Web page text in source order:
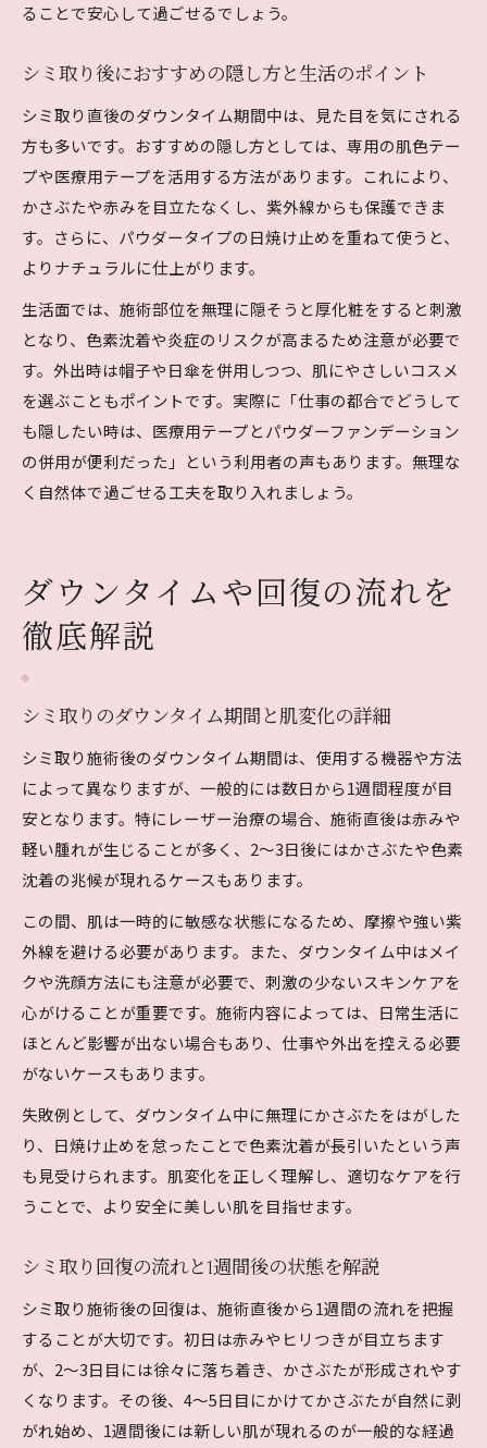
ることで安心して過ごせるでしょう。
シミ取り後におすすめの隠し方と生活のポイント
シミ取り直後のダウンタイム期間中は、見た目を気にされる
方も多いです。おすすめの隠し方としては、専用の肌色テー
プや医療用テープを活用する方法があります。これにより、
かさぶたや赤みを目立たなくし、紫外線からも保護できま
す。さらに、パウダータイプの日焼け止めを重ねて使うと、
よりナチュラルに仕上がります。
生活面では、施術部位を無理に隠そうと厚化粧をすると刺激
となり、色素沈着や炎症のリスクが高まるため注意が必要で
す。外出時は帽子や日傘を併用しつつ、肌にやさしいコスメ
を選ぶこともポイントです。実際に「仕事の都合でどうして
も隠したい時は、医療用テープとパウダーファンデーション
の併用が便利だった」という利用者の声もあります。無理な
く自然体で過ごせる工夫を取り入れましょう。
ダウンタイムや回復の流れを
徹底解説
シミ取りのダウンタイム期間と肌変化の詳細
シミ取り施術後のダウンタイム期間は、使用する機器や方法
によって異なりますが、一般的には数日から1週間程度が目
安となります。特にレーザー治療の場合、施術直後は赤みや
軽い腫れが生じることが多く、2～3日後にはかさぶたや色素
沈着の兆候が現れるケースもあります。
この間、肌は一時的に敏感な状態になるため、摩擦や強い紫
外線を避ける必要があります。また、ダウンタイム中はメイ
クや洗顔方法にも注意が必要で、刺激の少ないスキンケアを
心がけることが重要です。施術内容によっては、日常生活に
ほとんど影響が出ない場合もあり、仕事や外出を控える必要
がないケースもあります。
失敗例として、ダウンタイム中に無理にかさぶたをはがした
り、日焼け止めを怠ったことで色素沈着が長引いたという声
も見受けられます。肌変化を正しく理解し、適切なケアを行
うことで、より安全に美しい肌を目指せます。
シミ取り回復の流れと1週間後の状態を解説
シミ取り施術後の回復は、施術直後から1週間の流れを把握
することが大切です。初日は赤みやヒリつきが目立ちます
が、2～3日目には徐々に落ち着き、かさぶたが形成されやす
くなります。その後、4～5日目にかけてかさぶたが自然に剥
がれ始め、1週間後には新しい肌が現れるのが一般的な経過